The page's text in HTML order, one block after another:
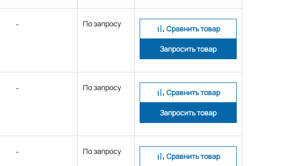
- По запросу
Сравнить товар
Запросить товар
- По запросу
Сравнить товар
Запросить товар
- По запросу
Сравнить товар